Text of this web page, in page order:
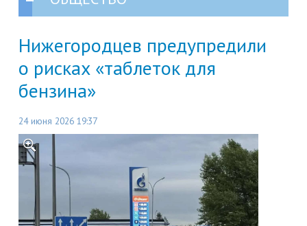
Нижегородцев предупредили
о рисках «таблеток для
бензина»
24 июня 2026 19:37